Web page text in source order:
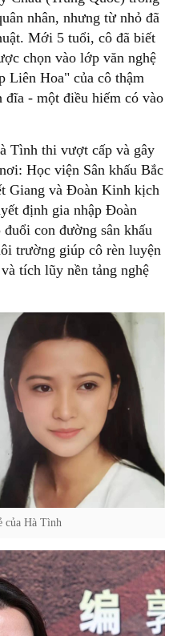
nhân, nhưng từ nhỏ đã
Mới 5 tuổi, cô đã biết
chọn vào lớp văn nghệ
Liên Hoa" của cô thậm
- một điều hiếm có vào
Tình thi vượt cấp và gây
Học viện Sân khấu Bắc
Giang và Đoàn Kinh kịch
định gia nhập Đoàn
con đường sân khấu
trường giúp cô rèn luyện
tích lũy nền tảng nghệ
của Hà Tình